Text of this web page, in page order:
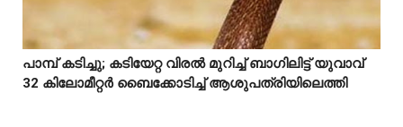
  
പാമ്പ് കടിച്ചു; കടിയേറ്റ വിരൽ മുറിച്ച് ബാഗിലിട്ട് യുവാവ്
32 കിലോമീറ്റർ ബൈക്കോടിച്ച് ആശുപത്രിയിലെത്തി